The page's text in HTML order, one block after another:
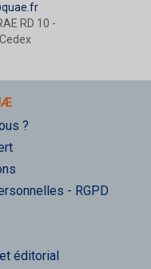
RD 10 -
?
- RGPD
éditorial